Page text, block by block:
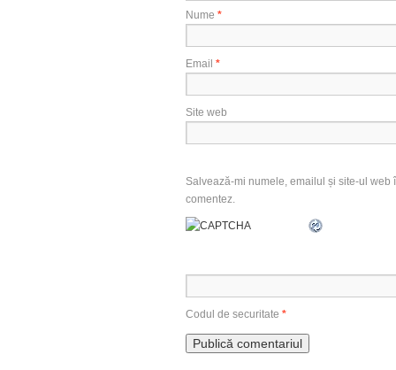
Nume *
Email *
Site web
Salvează-mi numele, emailul și site-ul
comentez.
Codul de securitate *